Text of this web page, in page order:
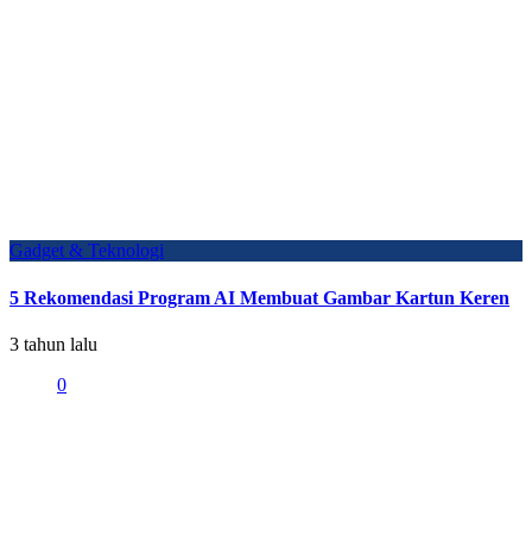
Gadget & Teknologi
5 Rekomendasi Program AI Membuat Gambar Kartun Keren
3 tahun lalu
0